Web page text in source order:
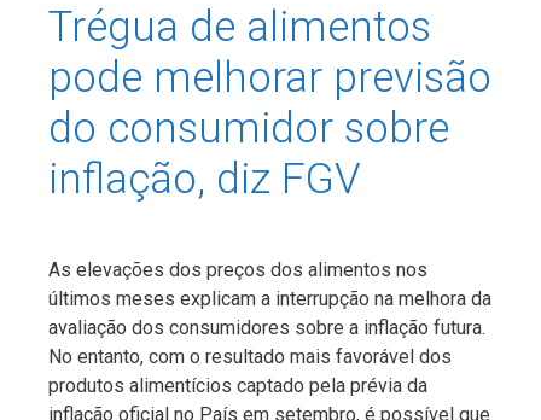
Trégua de alimentos
pode melhorar previsão
do consumidor sobre
inflação, diz FGV
As elevações dos preços dos alimentos nos
últimos meses explicam a interrupção na melhora da
avaliação dos consumidores sobre a inflação futura.
No entanto, com o resultado mais favorável dos
produtos alimentícios captado pela prévia da
inflação oficial no País em setembro, é possível que